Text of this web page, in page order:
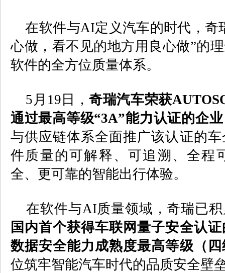
在软件与AI定义汽车的时代，奇
心做，看不见的地方用良心做”的
软件的全方位质量体系。
5 月 19 日，奇瑞汽车荣获
通过最高等级“3A”能力认证的企业
与供应链体系全面推广该认证的
件质量的可解释、可追溯、全程
全、更可靠的智能出行体验。
在软件与AI质量领域，奇瑞已
国内首个获得车联网量子安全认
数据安全能力成熟度最高等级（
位筑牢智能汽车时代的品质安全壁